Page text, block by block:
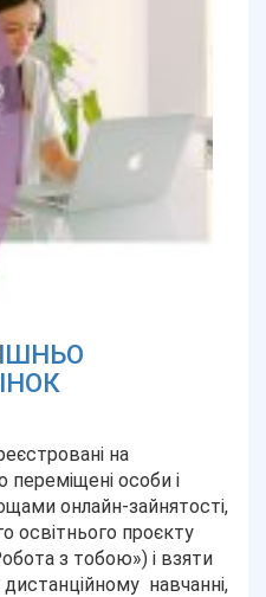
на
переміщені особи і
онлайн-зайнятості,
освітнього проєкту
з тобою») і взяти
навчанні,